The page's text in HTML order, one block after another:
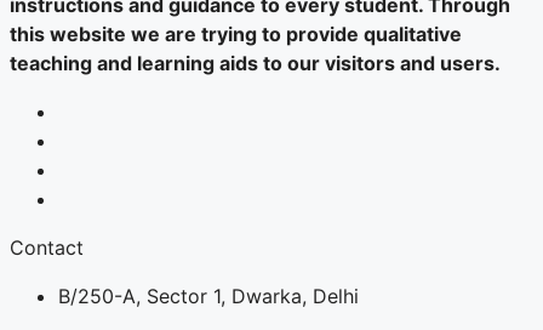
this website we are trying to provide qualitative
teaching and learning aids to our visitors and users.
Contact
B/250-A, Sector 1, Dwarka, Delhi